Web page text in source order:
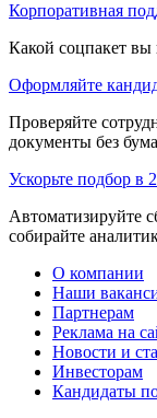
Корпоративная
Какой соцпакет вы
Оформляйте
Проверяйте
документы без
Ускорьте подбор в
Автоматизируйте
собирайте
О компании
Наши
Партнерам
Реклама на
Новости и
Инвесторам
Кандидаты